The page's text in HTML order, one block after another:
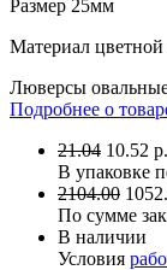
Размер 25мм
Материал цветной
Люверсы
Подробнее о
21.04 10.52 р.
В упаковке
2104.00
По сумме
В наличии
Условия